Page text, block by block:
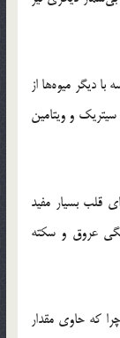
مقایسه با دیگر میوه‌ها از
و ویتامین
قلب بسیار مفید
عروق و سکته
که حاوی مقدار